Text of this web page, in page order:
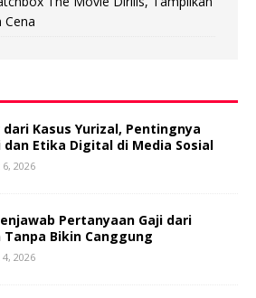
Cena
dari Kasus Yurizal, Pentingnya
dan Etika Digital di Media Sosial
2026
Pertanyaan Gaji dari
Tanpa Bikin Canggung
2026